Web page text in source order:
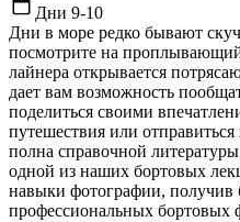
Дни 9-10
Дни в море редко бывают
посмотрите на
лайнера открывается
дает вам возможность
поделиться своими
путешествия или
полна справочной
одной из наших бортовых
навыки фотографии, получив
профессиональных бортовых